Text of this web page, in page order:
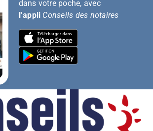
dans votre poche, avec
l’appli Conseils des notaires